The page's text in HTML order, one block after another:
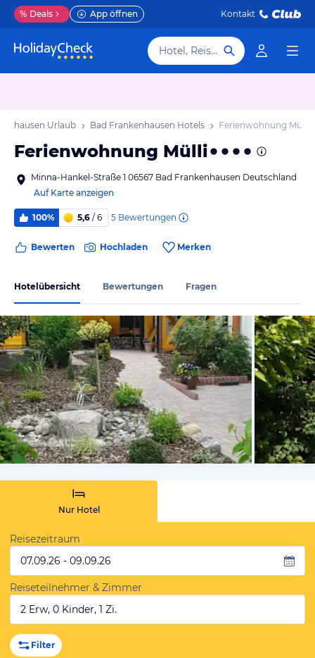
% Deals App öffnen Kontakt
Hotel, Reiseziel
Urlaub Bad Frankenhausen Hotels Ferienwohnung Mülli
Ferienwohnung Mülli
Minna-Hankel-Straße 1 06567 Bad Frankenhausen Deutschland
Auf Karte anzeigen
100% 5,6 / 6 5 Bewertungen
Bewerten Hochladen Merken
Hotelübersicht Bewertungen Fragen
von
Nur Hotel
Reisezeitraum
07.09.26 - 09.09.26
Reiseteilnehmer & Zimmer
2 Erw, 0 Kinder, 1 Zi.
Filter